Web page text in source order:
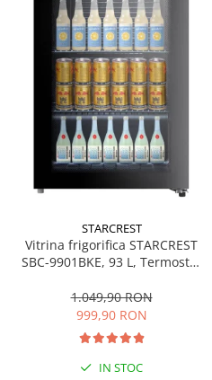
STARCREST
Vitrina frigorifica STARCREST
SBC-9901BKE, 93 L, Termostat
sticla, H 84.5 cm, Negru
1.049,90 RON
999,90 RON
IN STOC